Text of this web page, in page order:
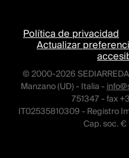
Política de privacidad
Actualizar
© 2000-2026
Manzano (UD) - Italia -
751347 - fax
IT02535810309 - Registro
Cap. soc. €